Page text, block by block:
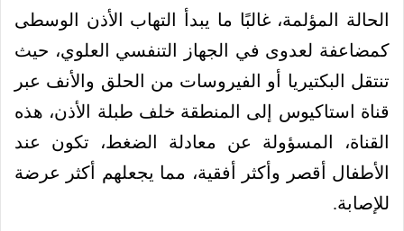
الحالة المؤلمة، غالبًا ما يبدأ التهاب الأذن الوسطى
كمضاعفة لعدوى في الجهاز التنفسي العلوي، حيث
تنتقل البكتيريا أو الفيروسات من الحلق والأنف عبر
قناة استاكيوس إلى المنطقة خلف طبلة الأذن، هذه
القناة، المسؤولة عن معادلة الضغط، تكون عند
الأطفال أقصر وأكثر أفقية، مما يجعلهم أكثر عرضة
للإصابة.